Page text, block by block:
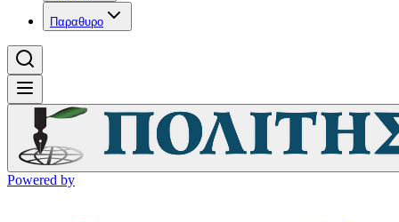
Παραθυρο
Powered by